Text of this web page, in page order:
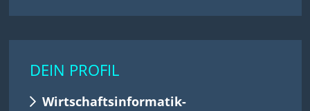
DEIN PROFIL
Wirtschaftsinformatik-